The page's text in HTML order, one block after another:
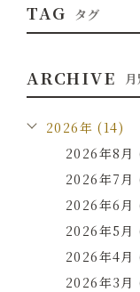
TAG タグ
ARCHIVE
2026年 (14)
2026年8月
2026年7月
2026年6月
2026年5月
2026年4月
2026年3月